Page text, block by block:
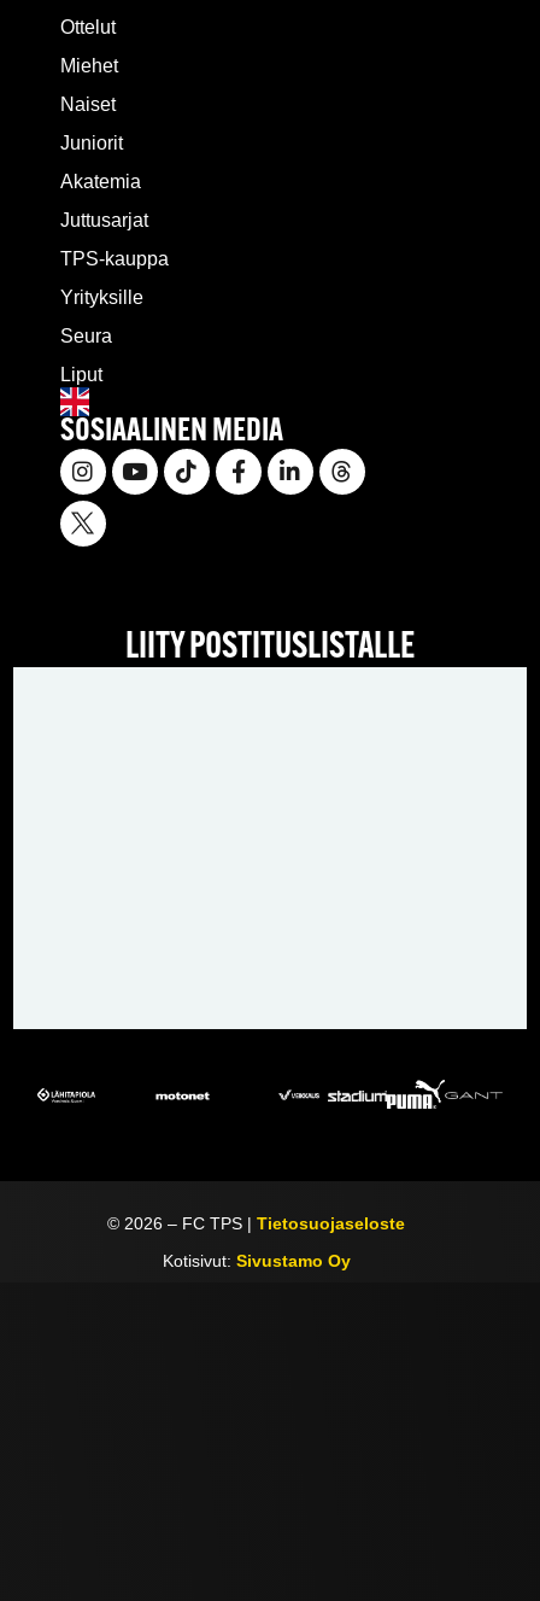
Ottelut
Miehet
Naiset
Juniorit
Akatemia
Juttusarjat
TPS-kauppa
Yrityksille
Seura
Liput
SOSIAALINEN MEDIA
LIITY POSTITUSLISTALLE
©2026 – FC TPS |Tietosuojaseloste
Kotisivut: Sivustamo Oy